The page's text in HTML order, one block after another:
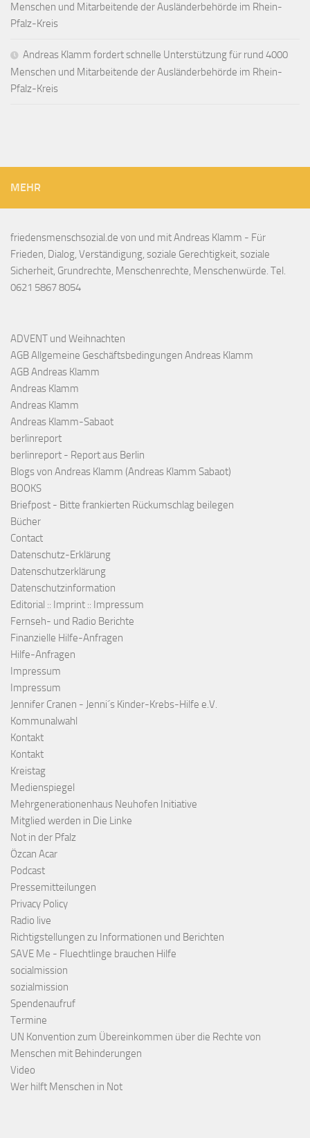
Menschen und Mitarbeitende der Ausländerbehörde im Rhein-
Pfalz-Kreis
Andreas Klamm fordert schnelle Unterstützung für rund 4000
Menschen und Mitarbeitende der Ausländerbehörde im Rhein-
Pfalz-Kreis
MEHR
friedensmenschsozial.de von und mit Andreas Klamm - Für
Frieden, Dialog, Verständigung, soziale Gerechtigkeit, soziale
Sicherheit, Grundrechte, Menschenrechte, Menschenwürde. Tel.
0621 5867 8054
ADVENT und Weihnachten
AGB Allgemeine Geschäftsbedingungen Andreas Klamm
AGB Andreas Klamm
Andreas Klamm
Andreas Klamm
Andreas Klamm-Sabaot
berlinreport
berlinreport - Report aus Berlin
Blogs von Andreas Klamm (Andreas Klamm Sabaot)
BOOKS
Briefpost - Bitte frankierten Rückumschlag beilegen
Bücher
Contact
Datenschutz-Erklärung
Datenschutzerklärung
Datenschutzinformation
Editorial :: Imprint :: Impressum
Fernseh- und Radio Berichte
Finanzielle Hilfe-Anfragen
Hilfe-Anfragen
Impressum
Impressum
Jennifer Cranen - Jenni´s Kinder-Krebs-Hilfe e.V.
Kommunalwahl
Kontakt
Kontakt
Kreistag
Medienspiegel
Mehrgenerationenhaus Neuhofen Initiative
Mitglied werden in Die Linke
Not in der Pfalz
Özcan Acar
Podcast
Pressemitteilungen
Privacy Policy
Radio live
Richtigstellungen zu Informationen und Berichten
SAVE Me - Fluechtlinge brauchen Hilfe
socialmission
sozialmission
Spendenaufruf
Termine
UN Konvention zum Übereinkommen über die Rechte von
Menschen mit Behinderungen
Video
Wer hilft Menschen in Not